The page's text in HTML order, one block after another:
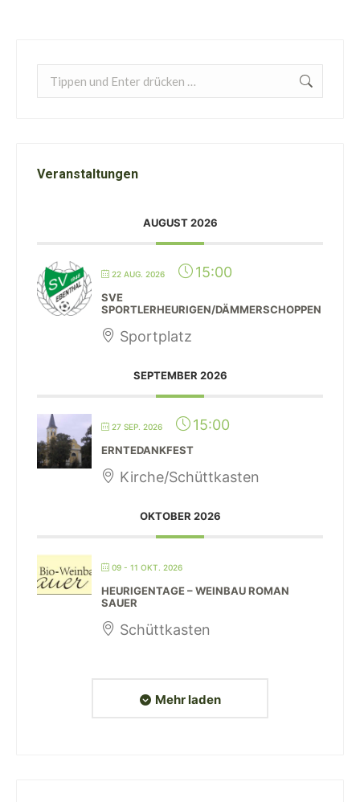
Search:
Veranstaltungen
AUGUST 2026
22 AUG. 2026 15:00
SVE
SPORTLERHEURIGEN/DÄMMERSCHOPPEN
Sportplatz
SEPTEMBER 2026
27 SEP. 2026 15:00
ERNTEDANKFEST
Kirche/Schüttkasten
OKTOBER 2026
09 - 11 OKT. 2026
HEURIGENTAGE – WEINBAU ROMAN
SAUER
Schüttkasten
Mehr laden